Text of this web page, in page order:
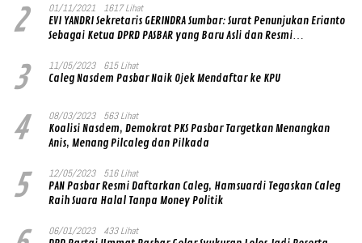
2 01/11/2021 1617 Lihat
EVI YANDRI Sekretaris GERINDRA Sumbar: Surat Penunjukan Erianto
Sebagai Ketua DPRD PASBAR yang Baru Asli dan Resmi
3 11/05/2023 615 Lihat
Caleg Nasdem Pasbar Naik Ojek Mendaftar ke KPU
4 08/03/2023 563 Lihat
Koalisi Nasdem, Demokrat PKS Pasbar Targetkan Menangkan
Anis, Menang Pilcaleg dan Pilkada
5 12/05/2023 516 Lihat
PAN Pasbar Resmi Daftarkan Caleg, Hamsuardi Tegaskan Caleg
Raih Suara Halal Tanpa Money Politik
06/01/2023 433 Lihat